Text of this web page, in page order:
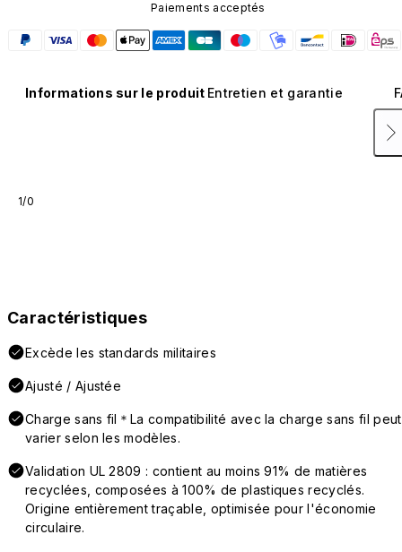
Paiements acceptés
Informations sur le produit Entretien et garantie
1/0
Caractéristiques
Excède les standards militaires
Ajusté / Ajustée
Charge sans fil＊La compatibilité avec la charge sans fil peut
varier selon les modèles.
Validation UL 2809 : contient au moins 91% de matières
recyclées, composées à 100% de plastiques recyclés.
Origine entièrement traçable, optimisée pour l'économie
circulaire.